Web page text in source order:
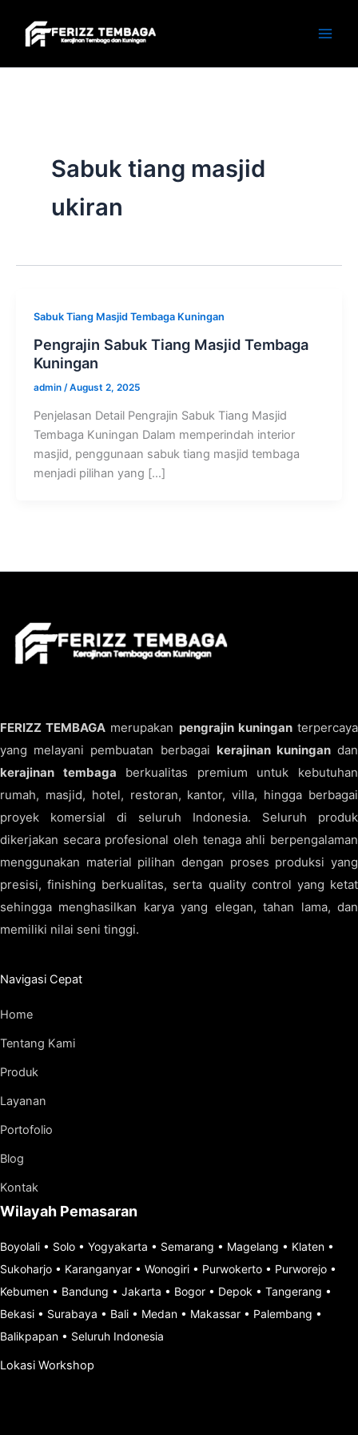
content
Sabuk tiang masjid
ukiran
Sabuk Tiang Masjid Tembaga Kuningan
Pengrajin Sabuk Tiang Masjid Tembaga
Kuningan
admin /August 2, 2025
Penjelasan Detail Pengrajin Sabuk Tiang Masjid
Tembaga Kuningan Dalam memperindah interior
masjid, penggunaan sabuk tiang masjid tembaga
menjadi pilihan yang […]
FERIZZ TEMBAGA merupakan pengrajin kuninganterpercaya
yang melayani pembuatan berbagai kerajinan kuningandan
kerajinan tembaga berkualitas premium untuk kebutuhan
rumah, masjid, hotel, restoran, kantor, villa, hingga berbagai
proyek komersial di seluruh Indonesia. Seluruh produk
dikerjakan secara profesional oleh tenaga ahli berpengalaman
menggunakan material pilihan dengan proses produksi yang
presisi, finishing berkualitas, serta quality control yang ketat
sehingga menghasilkan karya yang elegan, tahan lama, dan
memiliki nilai seni tinggi.
Navigasi Cepat
Home
Tentang Kami
Produk
Layanan
Portofolio
Blog
Kontak
Wilayah Pemasaran
Boyolali • Solo • Yogyakarta • Semarang • Magelang • Klaten •
Sukoharjo • Karanganyar • Wonogiri • Purwokerto • Purworejo •
Kebumen • Bandung • Jakarta • Bogor • Depok • Tangerang •
Bekasi • Surabaya • Bali • Medan • Makassar • Palembang •
Balikpapan • Seluruh Indonesia
Lokasi Workshop